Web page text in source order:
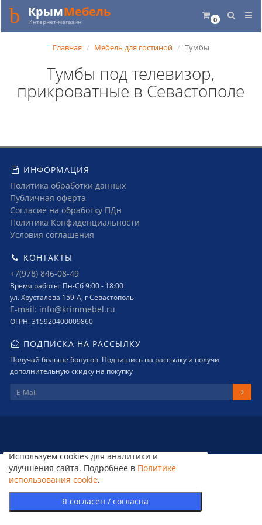
0
КрымМебель
Интернет-магазин
Главная Мебель для гостиной Тумбы
Тумбы под телевизор,
прикроватные в Севастополе
Используем cookies для аналитики и
улучшения сайта. Подробнее в Политике
использования cookie.
ИНФОРМАЦИЯ
Политика обработки данных
Публичная оферта
Согласие на обработку ПДн
Политика Конфиденциальности
Условия соглашения
КОНТАКТЫ
+7(978) 846-08-49
Время работы: Пн-Сб 9:00 - 18:00
ул. Хрусталева 159-А, г Севастополь
E-mail: info@krimmebel.ru
ОГРН: 315920400009860
ПОДПИСКА НА РАССЫЛКУ
Получай больше бонусов. Подпишись на рассылку и получи
дополнительную скидку на покупку